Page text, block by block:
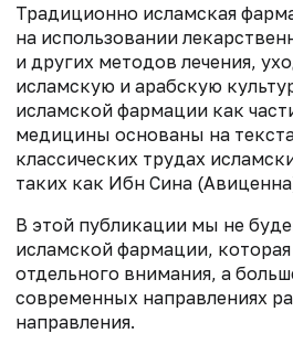
Традиционно исламская
на использовании
и других методов лечения,
исламскую и арабскую
исламской фармации как
медицины основаны на
классических трудах
таких как Ибн Сина
В этой публикации мы не
исламской фармации,
отдельного внимания, а
современных направлениях
направления.